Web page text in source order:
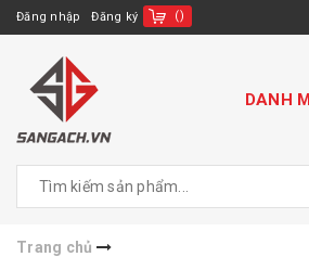
Đăng nhập Đăng ký ()
DANH
Trang chủ